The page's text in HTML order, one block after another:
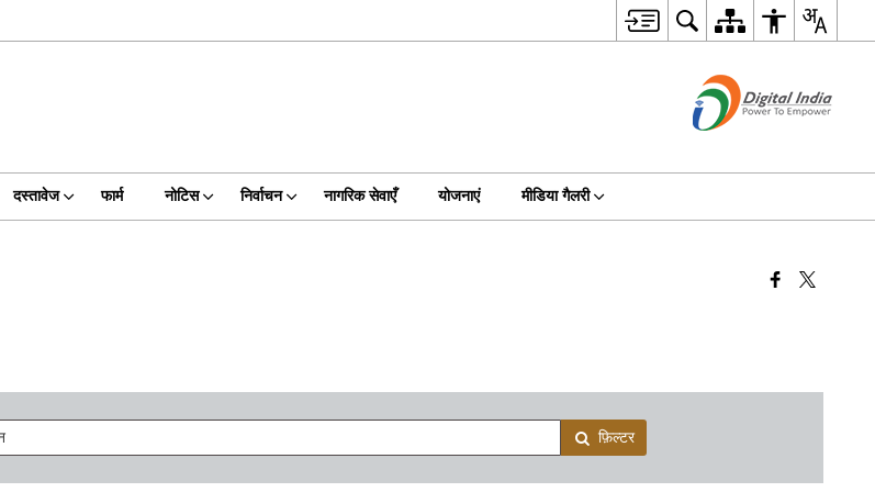
दस्तावेज फार्म नोटिस निर्वाचन नागरिक सेवाएँ योजनाएं मीडिया गैलरी
फ़िल्टर